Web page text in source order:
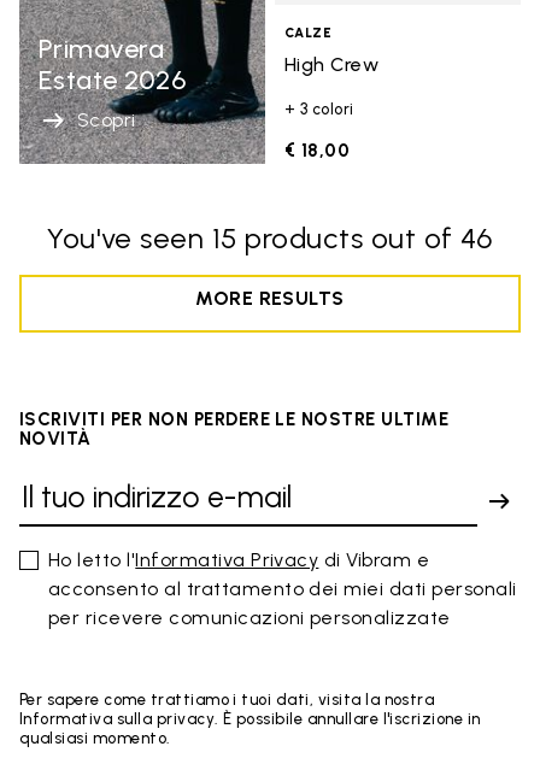
Primavera
Estate 2026
Scopri
CALZE
High Crew
+ 3 colori
€ 18,00
You've seen 15 products out of 46
MORE RESULTS
ISCRIVITI PER NON PERDERE LE NOSTRE ULTIME
NOVITÀ
Ho letto l'Informativa Privacy di Vibram e
acconsento al trattamento dei miei dati personali
per ricevere comunicazioni personalizzate
Per sapere come trattiamo i tuoi dati, visita la nostra
Informativa sulla privacy. È possibile annullare l'iscrizione in
qualsiasi momento.